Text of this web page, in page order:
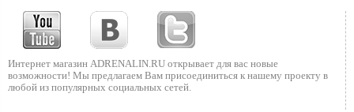
Интернет магазин ADRENALIN.RU открывает для вас новые
возможности! Мы предлагаем Вам присоединиться к нашему проекту в
любой из популярных социальных сетей.